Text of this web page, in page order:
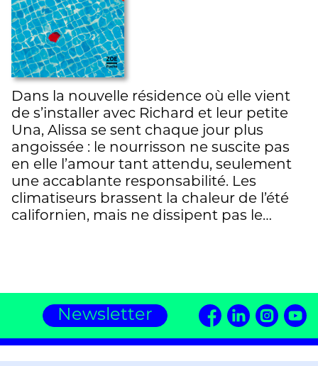
Dans la nouvelle résidence où elle vient
de s’installer avec Richard et leur petite
Una, Alissa se sent chaque jour plus
angoissée : le nourrisson ne suscite pas
en elle l’amour tant attendu, seulement
une accablante responsabilité. Les
climatiseurs brassent la chaleur de l’été
californien, mais ne dissipent pas le…
Newsletter